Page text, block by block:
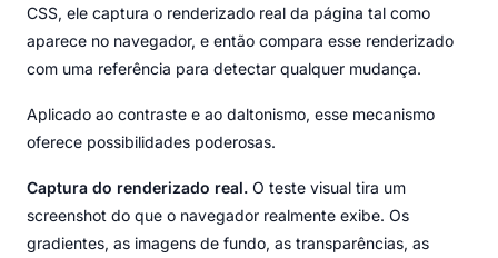
CSS, ele captura o renderizado real da página tal como
aparece no navegador, e então compara esse renderizado
com uma referência para detectar qualquer mudança.
Aplicado ao contraste e ao daltonismo, esse mecanismo
oferece possibilidades poderosas.
Captura do renderizado real. O teste visual tira um
screenshot do que o navegador realmente exibe. Os
gradientes, as imagens de fundo, as transparências, as